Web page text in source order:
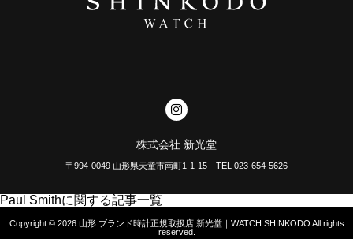
株式会社 新光堂
〒994-0049 山形県天童市南町1-1-15 TEL 023-654-5626
Paul Smithに関する記事一覧
Copyright © 2026 山形 ブランド時計正規取扱店 新光堂｜WATCH SHINKODO All rights
reserved.